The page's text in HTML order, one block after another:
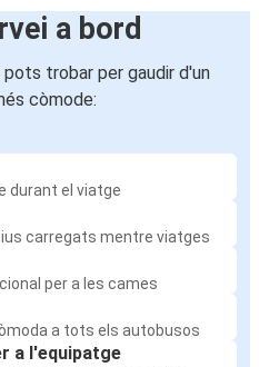
a bord
trobar per gaudir d'un
còmode:
durant el viatge
carregats mentre viatges
per a les cames
a tots els autobusos
a l'equipatge